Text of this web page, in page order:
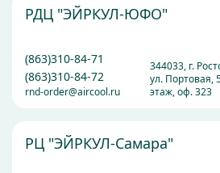
РДЦ "ЭЙРКУЛ-ЮФО"
(863)310-84-71
(863)310-84-72
rnd-order@aircool.ru
344033, г.
ул. Портовая,
этаж, оф. 323
РЦ "ЭЙРКУЛ-Самара"